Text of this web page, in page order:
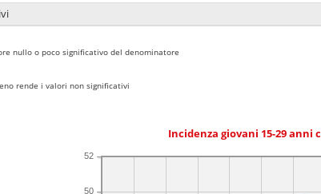
nullo o poco significativo del denominatore
rende i valori non significativi
Incidenza giovani 15-29
50
52